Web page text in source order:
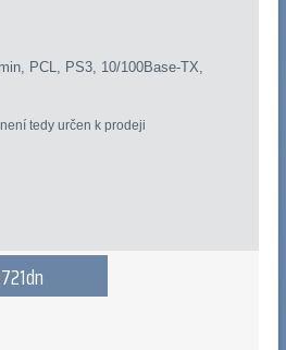
PCL, PS3, 10/100Base-TX,
tedy určen k prodeji